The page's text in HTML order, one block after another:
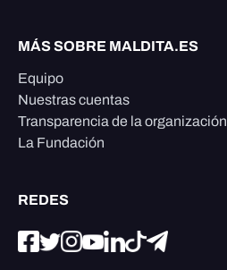
MÁS SOBRE MALDITA.ES
Equipo
Nuestras cuentas
Transparencia de la organización
La Fundación
REDES